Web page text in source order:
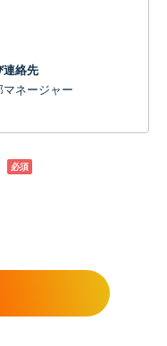
連絡先
ネージャー
料請求等への回答のた
個人を特定できないよ
必須